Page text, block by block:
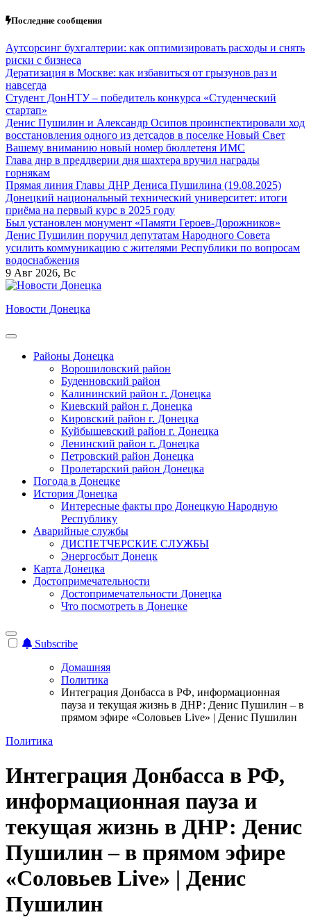
Перейти
содержанию
Последние сообщения
Аутсорсинг бухгалтерии: как оптимизировать расходы и снять
риски с бизнеса
Дератизация в Москве: как избавиться от грызунов раз и
навсегда
Студент ДонНТУ – победитель конкурса «Студенческий
стартап»
Денис Пушилин и Александр Осипов проинспектировали ход
восстановления одного из детсадов в поселке Новый Свет
Вашему вниманию новый номер бюллетеня ИМС
Глава днр в преддверии дня шахтера вручил награды
горнякам
Прямая линия Главы ДНР Дениса Пушилина (19.08.2025)
Донецкий национальный технический университет: итоги
приёма на первый курс в 2025 году
Был установлен монумент «Памяти Героев-Дорожников»
Денис Пушилин поручил депутатам Народного Совета
усилить коммуникацию с жителями Республики по вопросам
водоснабжения
9 Авг 2026, Вс
Новости Донецка
Районы Донецка
Ворошиловский район
Буденновский район
Калининский район г. Донецка
Киевский район г. Донецка
Кировский район г. Донецка
Куйбышевский район г. Донецка
Ленинский район г. Донецка
Петровский район Донецка
Пролетарский район Донецка
Погода в Донецке
История Донецка
Интересные факты про Донецкую Народную
Республику
Аварийные службы
ДИСПЕТЧЕРСКИЕ СЛУЖБЫ
Энергосбыт Донецк
Карта Донецка
Достопримечательности
Достопримечательности Донецка
Что посмотреть в Донецке
Subscribe
Домашняя
Политика
Интеграция Донбасса в РФ, информационная
пауза и текущая жизнь в ДНР: Денис Пушилин – в
прямом эфире «Соловьев Live» | Денис Пушилин
Политика
Интеграция Донбасса в РФ,
информационная пауза и
текущая жизнь в ДНР: Денис
Пушилин – в прямом эфире
«Соловьев Live» | Денис
Пушилин